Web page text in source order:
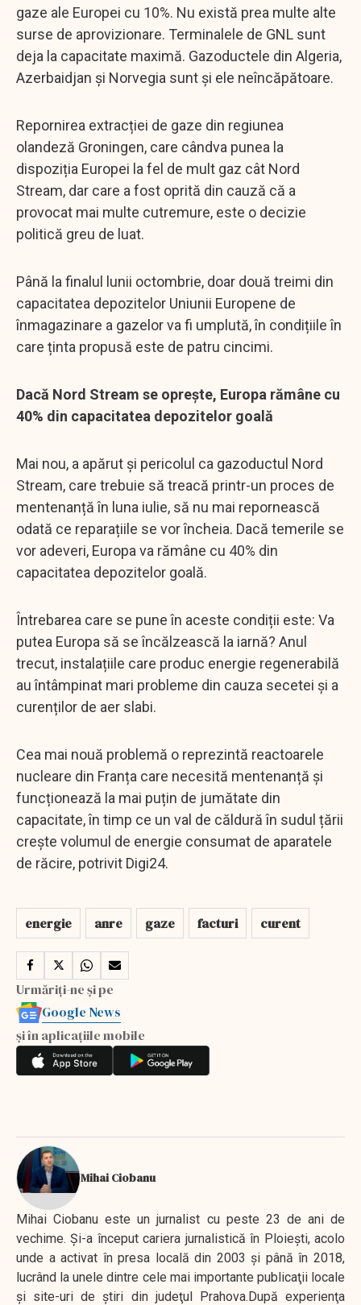
gaze ale Europei cu 10%. Nu există prea multe alte
surse de aprovizionare. Terminalele de GNL sunt
deja la capacitate maximă. Gazoductele din Algeria,
Azerbaidjan și Norvegia sunt și ele neîncăpătoare.
Repornirea extracției de gaze din regiunea
olandeză Groningen, care cândva punea la
dispoziția Europei la fel de mult gaz cât Nord
Stream, dar care a fost oprită din cauză că a
provocat mai multe cutremure, este o decizie
politică greu de luat.
Până la finalul lunii octombrie, doar două treimi din
capacitatea depozitelor Uniunii Europene de
înmagazinare a gazelor va fi umplută, în condițiile în
care ținta propusă este de patru cincimi.
Dacă Nord Stream se oprește, Europa rămâne cu
40% din capacitatea depozitelor goală
Mai nou, a apărut și pericolul ca gazoductul Nord
Stream, care trebuie să treacă printr-un proces de
mentenanță în luna iulie, să nu mai repornească
odată ce reparațiile se vor încheia. Dacă temerile se
vor adeveri, Europa va rămâne cu 40% din
capacitatea depozitelor goală.
Întrebarea care se pune în aceste condiții este: Va
putea Europa să se încălzească la iarnă? Anul
trecut, instalațiile care produc energie regenerabilă
au întâmpinat mari probleme din cauza secetei și a
curenților de aer slabi.
Cea mai nouă problemă o reprezintă reactoarele
nucleare din Franța care necesită mentenanță și
funcționează la mai puțin de jumătate din
capacitate, în timp ce un val de căldură în sudul țării
crește volumul de energie consumat de aparatele
de răcire, potrivit Digi24.
energie anre gaze facturi curent
Urmăriți-ne și pe
Google News
și în aplicațiile mobile
Mihai Ciobanu
Mihai Ciobanu este un jurnalist cu peste 23 de ani de
vechime. Şi-a început cariera jurnalistică în Ploieşti, acolo
unde a activat în presa locală din 2003 şi până în 2018,
lucrând la unele dintre cele mai importante publicaţii locale
şi site-uri de ştiri din judeţul Prahova.După experienţa